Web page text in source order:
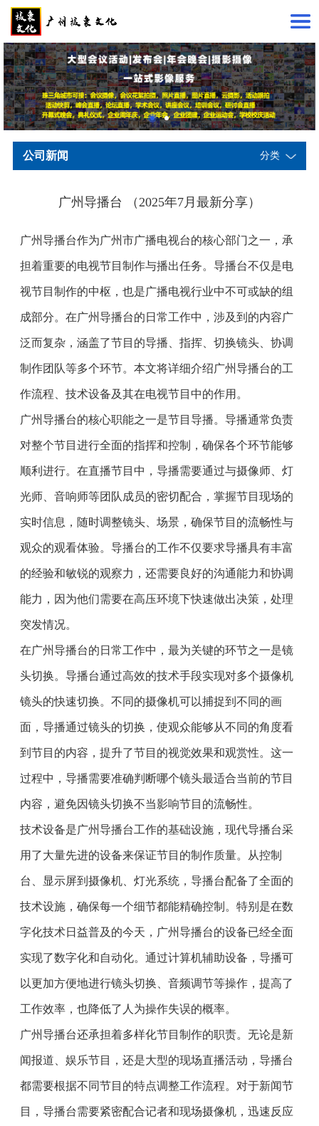
公司新闻 分类
广州导播台 （2025年7月最新分享）
广州导播台作为广州市广播电视台的核心部门之一，承
担着重要的电视节目制作与播出任务。导播台不仅是电
视节目制作的中枢，也是广播电视行业中不可或缺的组
成部分。在广州导播台的日常工作中，涉及到的内容广
泛而复杂，涵盖了节目的导播、指挥、切换镜头、协调
制作团队等多个环节。本文将详细介绍广州导播台的工
作流程、技术设备及其在电视节目中的作用。
广州导播台的核心职能之一是节目导播。导播通常负责
对整个节目进行全面的指挥和控制，确保各个环节能够
顺利进行。在直播节目中，导播需要通过与摄像师、灯
光师、音响师等团队成员的密切配合，掌握节目现场的
实时信息，随时调整镜头、场景，确保节目的流畅性与
观众的观看体验。导播台的工作不仅要求导播具有丰富
的经验和敏锐的观察力，还需要良好的沟通能力和协调
能力，因为他们需要在高压环境下快速做出决策，处理
突发情况。
在广州导播台的日常工作中，最为关键的环节之一是镜
头切换。导播台通过高效的技术手段实现对多个摄像机
镜头的快速切换。不同的摄像机可以捕捉到不同的画
面，导播通过镜头的切换，使观众能够从不同的角度看
到节目的内容，提升了节目的视觉效果和观赏性。这一
过程中，导播需要准确判断哪个镜头最适合当前的节目
内容，避免因镜头切换不当影响节目的流畅性。
技术设备是广州导播台工作的基础设施，现代导播台采
用了大量先进的设备来保证节目的制作质量。从控制
台、显示屏到摄像机、灯光系统，导播台配备了全面的
技术设施，确保每一个细节都能精确控制。特别是在数
字化技术日益普及的今天，广州导播台的设备已经全面
实现了数字化和自动化。通过计算机辅助设备，导播可
以更加方便地进行镜头切换、音频调节等操作，提高了
工作效率，也降低了人为操作失误的概率。
广州导播台还承担着多样化节目制作的职责。无论是新
闻报道、娱乐节目，还是大型的现场直播活动，导播台
都需要根据不同节目的特点调整工作流程。对于新闻节
目，导播台需要紧密配合记者和现场摄像机，迅速反应